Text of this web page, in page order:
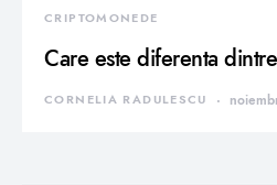
CRIPTOMONEDE
Care este diferenta
CORNELIA RADULESCU